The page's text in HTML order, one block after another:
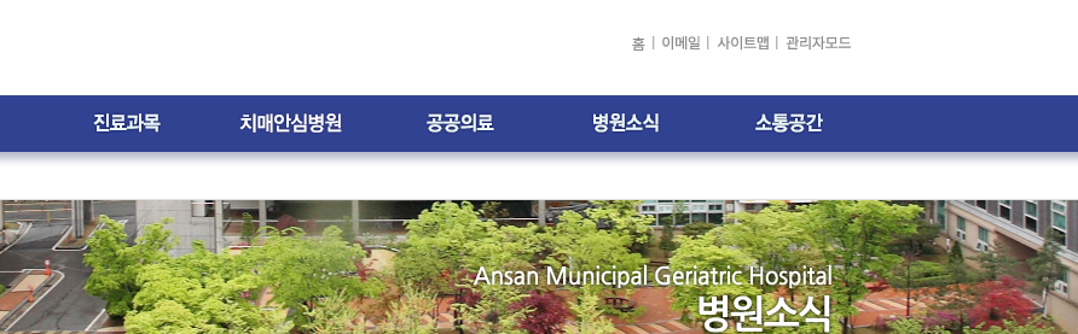
신경과
재활의학과
가정의학과
한방과
스누젤렌 치료실
지원프로그램
자원봉사 및 후원
가족 자조모임
프로그램 갤러리
월간소식지
병원소식
주간식단표
채용정보
고객의 소리
전문의 1:1 상담